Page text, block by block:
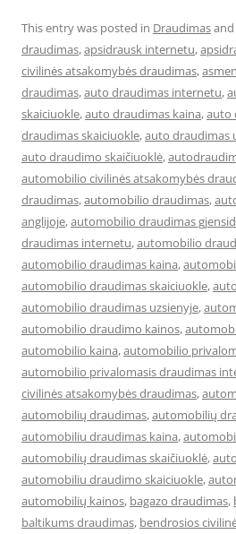
This entry was posted in Draudimas
draudimas,apsidrausk internetu,
civilinės atsakomybės draudimas,
draudimas,auto draudimas internetu,
skaiciuokle,auto draudimas kaina,auto
draudimas skaiciuokle,auto draudimas
auto draudimo skaičiuoklė,
automobilio civilinės atsakomybės
draudimas,automobilio draudimas,
anglijoje,automobilio draudimas
draudimas internetu,automobilio
automobilio draudimas kaina,
automobilio draudimas skaiciuokle,
automobilio draudimas uzsienyje,
automobilio draudimo kainos,
automobilio kaina,automobilio
automobilio privalomasis draudimas
civilinės atsakomybės draudimas,
automobilių draudimas,automobilių
automobiliu draudimas kaina,
automobilių draudimas skaičiuoklė,
automobiliu draudimo skaiciuokle,
automobilių kainos, bagazo draudimas,
baltikums draudimas, bendrosios